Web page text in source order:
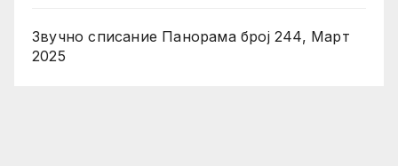
Звучно списание Панорама број 244, Март
2025